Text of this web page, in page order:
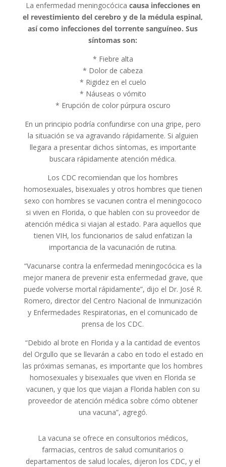
La enfermedad meningocócica causa infecciones en
el revestimiento del cerebro y de la médula espinal,
así como infecciones del torrente sanguíneo. Sus
síntomas son:
* Fiebre alta
* Dolor de cabeza
* Rigidez en el cuelo
* Náuseas o vómito
* Erupción de color púrpura oscuro
En un principio podría confundirse con una gripe, pero
la situación se va agravando rápidamente. Si alguien
llegara a presentar dichos síntomas, es importante
buscara rápidamente atención médica.
Los CDC recomiendan que los hombres
homosexuales, bisexuales y otros hombres que tienen
sexo con hombres se vacunen contra el meningococo
si viven en Florida, o que hablen con su proveedor de
atención médica si viajan al estado. Para aquellos que
tienen VIH, los funcionarios de salud enfatizan la
importancia de la vacunación de rutina.
“Vacunarse contra la enfermedad meningocócica es la
mejor manera de prevenir esta enfermedad grave, que
puede volverse mortal rápidamente”, dijo el Dr. José R.
Romero, director del Centro Nacional de Inmunización
y Enfermedades Respiratorias, en el comunicado de
prensa de los CDC.
“Debido al brote en Florida y a la cantidad de eventos
del Orgullo que se llevarán a cabo en todo el estado en
las próximas semanas, es importante que los hombres
homosexuales y bisexuales que viven en Florida se
vacunen, y que los que viajan a Florida hablen con su
proveedor de atención médica sobre cómo obtener
una vacuna”, agregó.
La vacuna se ofrece en consultorios médicos,
farmacias, centros de salud comunitarios o
departamentos de salud locales, dijeron los CDC, y el